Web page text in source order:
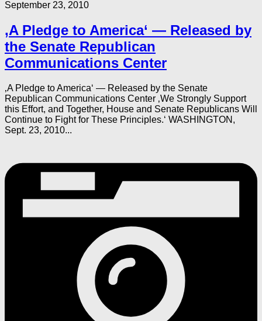
September 23, 2010
‚A Pledge to America‘ — Released by
the Senate Republican
Communications Center
‚A Pledge to America‘ — Released by the Senate
Republican Communications Center ‚We Strongly Support
this Effort, and Together, House and Senate Republicans Will
Continue to Fight for These Principles.‘ WASHINGTON,
Sept. 23, 2010...